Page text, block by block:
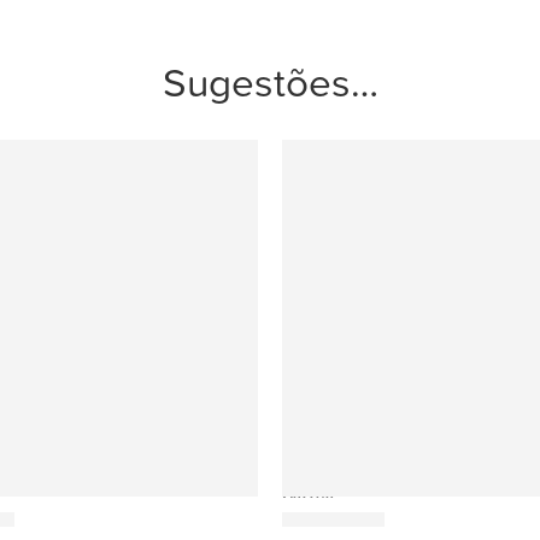
Sugestões…
Gazzda